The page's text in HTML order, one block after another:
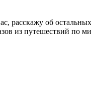
расскажу об
из путешествий по